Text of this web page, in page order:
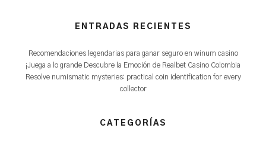
ENTRADAS RECIENTES
Recomendaciones legendarias para ganar seguro en winum casino
¡Juega a lo grande Descubre la Emoción de Realbet Casino Colombia
Resolve numismatic mysteries: practical coin identification for every
collector
CATEGORÍAS